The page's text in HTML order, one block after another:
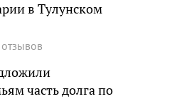
в Тулунском
часть долга по